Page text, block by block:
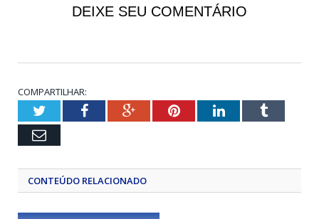
DEIXE SEU COMENTÁRIO
COMPARTILHAR:
TwitterFacebookGoogle+PinterestLinkedInTumblr
Email
CONTEÚDO RELACIONADO